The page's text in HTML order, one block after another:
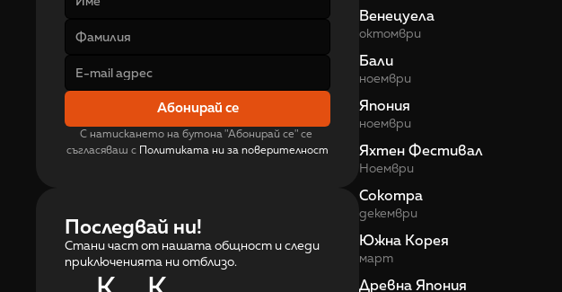
Абонирай се
С натискането на бутона "Абонирай се" се
съгласяваш с Политиката ни за поверителност
Последвай ни!
Стани част от нашата общност и следи
приключенията ни отблизо.
Венецуела
октомври
Бали
ноември
Япония
ноември
Яхтен Фестивал
Ноември
Сокотра
декември
Южна Корея
март
Древна Япония